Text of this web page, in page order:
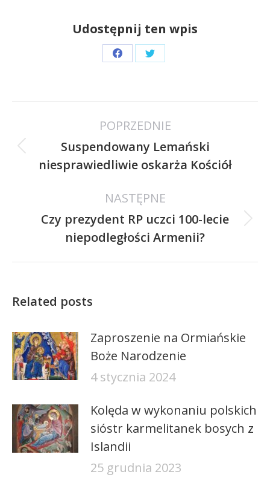
Udostępnij ten wpis
Share
Facebook
Share
Twitter
POPRZEDNIE
Poprzedni
wpis:
Suspendowany Lemański
niesprawiedliwie oskarża Kościół
NASTĘPNE
Następny
wpis:
Czy prezydent RP uczci 100-lecie
niepodległości Armenii?
Related posts
Zaproszenie na Ormiańskie
Boże Narodzenie
4 stycznia 2024
Kolęda w wykonaniu polskich
sióstr karmelitanek bosych z
Islandii
25 grudnia 2023